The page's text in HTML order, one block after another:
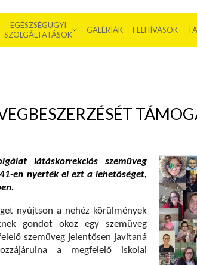
EGÉSZSÉGÜGYI
SZOLGÁLTATÁSOK
GALÉRIÁK FELHÍVÁSOK
látáskorrekciós szemüveg
en nyerték el ezt a lehetőséget,
nyújtson a nehéz körülmények
gondot okoz egy szemüveg
szemüveg jelentősen javítaná
a megfelelő iskolai